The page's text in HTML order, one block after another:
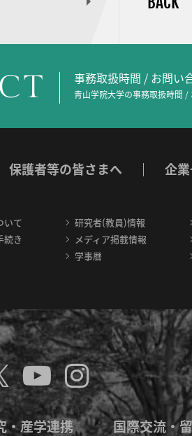
事務取扱時間 / お問い
青山学院大学の事務取扱時間
保護者等の皆さまへ 企
いて
続き
研究者(教員)情報
メディア掲載情報
学事暦
・産学連携 国際交流・